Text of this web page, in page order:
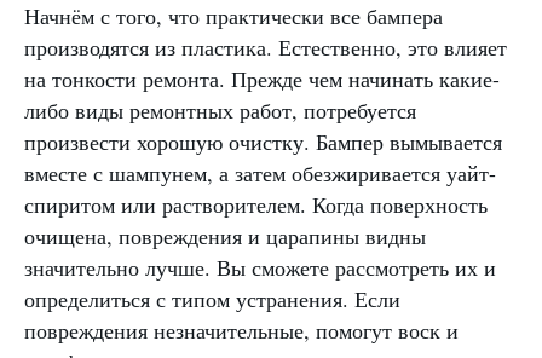
Начнём с того, что практически все бампера
производятся из пластика. Естественно, это влияет
на тонкости ремонта. Прежде чем начинать какие-
либо виды ремонтных работ, потребуется
произвести хорошую очистку. Бампер вымывается
вместе с шампунем, а затем обезжиривается уайт-
спиритом или растворителем. Когда поверхность
очищена, повреждения и царапины видны
значительно лучше. Вы сможете рассмотреть их и
определиться с типом устранения. Если
повреждения незначительные, помогут воск и